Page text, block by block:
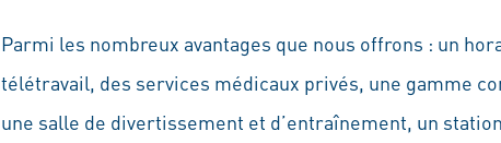
Parmi les nombreux avantages que nous offrons : un
télétravail, des services médicaux privés, une gamme
une salle de divertissement et d’entraînement, un